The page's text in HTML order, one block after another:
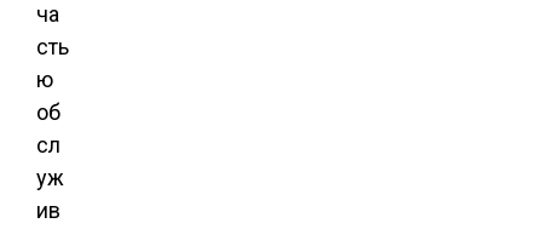
ча
сть
ю
об
сл
уж
ив